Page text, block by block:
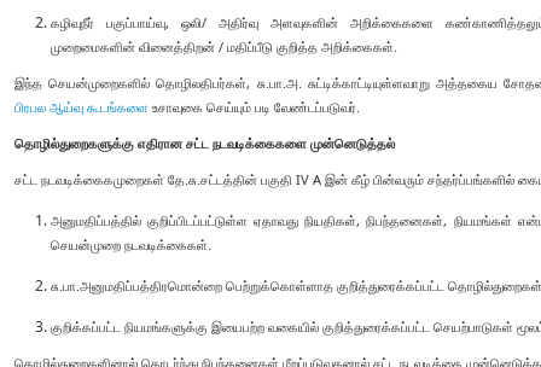
கழிவுநீர் பகுப்பாய்வு, ஒலி/ அதிர்வு அளவுகளின் அறிக்கைகளை
முறைமைகளின் வினைத்திறன் / மதிப்பீடு குறித்த அறிக்கைகள்.
இந்த செயன்முறைகளில் தொழிலதிபர்கள், சு.பா.அ. சுட்டிக்காட்டியுள்ளவாறு அத்தகைய
பிரபல ஆய்வு கூடங்களை உசாவுகை செய்யும் படி வேண்டப்படுவர்.
தொழில்துறைகளுக்கு எதிரான சட்ட நடவடிக்கைகளை முன்னெடுத்தல்
சட்ட நடவடிக்கைகமுறைகள் தே.சு.சட்டத்தின் பகுதி IV A இன் கீழ் பின்வரும் சந்தர்ப்பங்களில்
அனுமதிப்பத்தில் குறிப்பிடப்பட்டுள்ள ஏதாவது நியதிகள், நிபந்தனைகள், நியமங்கள்
செயன்முறை நடவடிக்கைகள்.
சு.பா.அனுமதிப்பத்திரமொன்றை பெற்றுக்கொள்ளாத குறித்துரைக்கப்பட்ட
குறிக்கப்பட்ட நியமங்களுக்கு இயைபற்ற வகையில் குறித்துரைக்கப்பட்ட செயற்பாடுகள்
தொழில்துறைகளினால் தொடர்ந்து நிபந்தனைகள் மீறப்படுவதனால் சட்ட நடவடிக்கை